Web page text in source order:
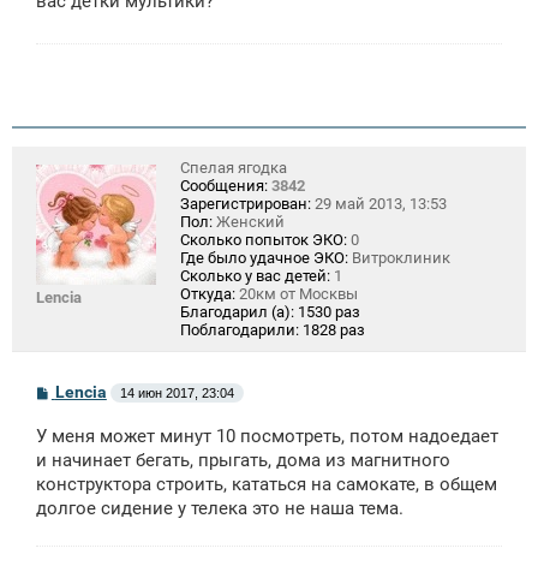
Lencia
Спелая ягодка
Сообщения: 3842
Зарегистрирован: 29 май 2013, 13:53
Пол: Женский
Сколько попыток ЭКО: 0
Где было удачное ЭКО: Витроклиник
Сколько у вас детей: 1
Откуда: 20км от Москвы
Благодарил (а): 1530 раз
Поблагодарили: 1828 раз
С
о
б
щ
н
и
Lencia 14 июн 2017, 23:04
У меня может минут 10 посмотреть, потом надоедает
и начинает бегать, прыгать, дома из магнитного
конструктора строить, кататься на самокате, в общем
долгое сидение у телека это не наша тема.